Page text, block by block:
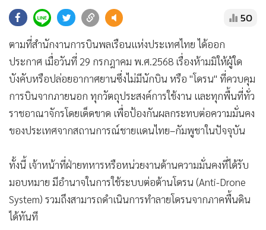
• Good health & Well-being
•
Green Innovation & SD
• Management & HR
• MGR Live
• Infographic
• การเมือง
• ท่องเที่ยว
• ต่างประเทศ
• Special Scoop
• เศรษฐกิจ-ธุรกิจ
• จีน
50
ตามที่สำนักงานการบินพลเรือนแห่งประเทศไทย ได้ออก
ประกาศ เมื่อวันที่ 29 กรกฎาคม พ.ศ.2568 เรื่องห้ามมิให้ผู้ใด
บังคับหรือปล่อยอากาศยานซึ่งไม่มีนักบิน หรือ "โดรน" ที่ควบคุม
การบินจากภายนอก ทุกวัตถุประสงค์การใช้งาน และทุกพื้นที่ทั่ว
ราชอาณาจักรโดยเด็ดขาด เพื่อป้องกันผลกระทบต่อความมั่นคง
ของประเทศจากสถานการณ์ชายแดนไทย–กัมพูชาในปัจจุบัน
ทั้งนี้ เจ้าหน้าที่ฝ่ายทหารหรือหน่วยงานด้านความมั่นคงที่ได้รับ
มอบหมาย มีอำนาจในการใช้ระบบต่อต้านโดรน (Anti-Drone
System) รวมถึงสามารถดำเนินการทำลายโดรนจากภาคพื้นดิน
ได้ทันที